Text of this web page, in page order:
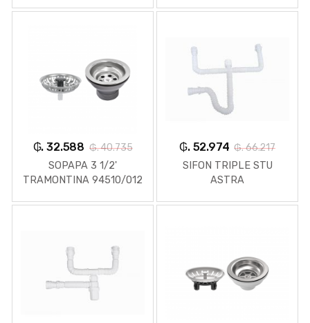
₲. 32.588 ₲. 40.735
SOPAPA 3 1/2'
TRAMONTINA 94510/012
₲. 52.974 ₲. 66.217
SIFON TRIPLE STU
ASTRA